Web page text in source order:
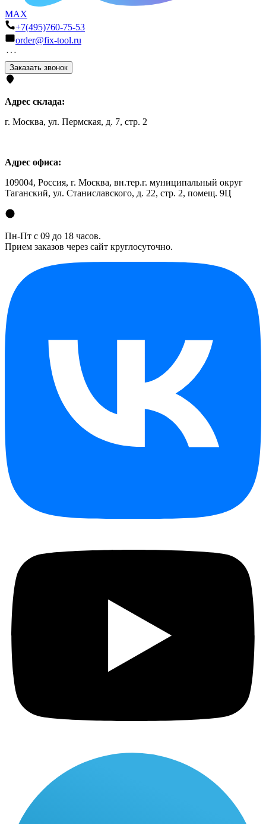
MAX
+7(495)760-75-53
order@fix-tool.ru
Заказать звонок
Адрес склада:
г. Москва, ул. Пермская, д. 7, стр. 2
Адрес офиса:
109004, Россия, г. Москва, вн.тер.г. муниципальный округ
Таганский, ул. Станиславского, д. 22, стр. 2, помещ. 9Ц
Пн-Пт с 09 до 18 часов.
Прием заказов через сайт круглосуточно.